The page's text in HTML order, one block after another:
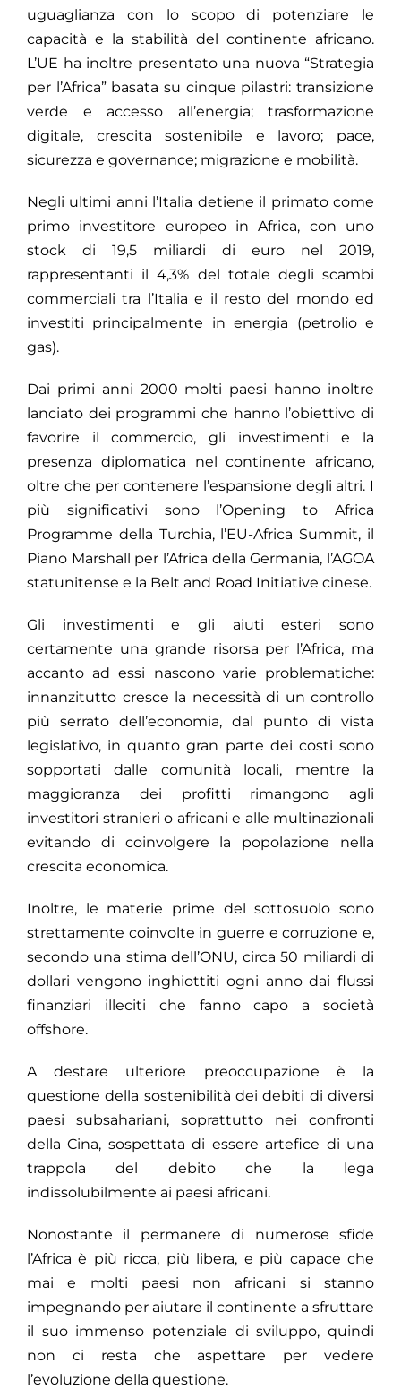
uguaglianza con lo scopo di potenziare le
capacità e la stabilità del continente africano.
L’UE ha inoltre presentato una nuova “Strategia
per l’Africa” basata su cinque pilastri: transizione
verde e accesso all’energia; trasformazione
digitale, crescita sostenibile e lavoro; pace,
sicurezza e governance; migrazione e mobilità.
Negli ultimi anni l’Italia detiene il primato come
primo investitore europeo in Africa, con uno
stock di 19,5 miliardi di euro nel 2019,
rappresentanti il 4,3% del totale degli scambi
commerciali tra l’Italia e il resto del mondo ed
investiti principalmente in energia (petrolio e
gas).
Dai primi anni 2000 molti paesi hanno inoltre
lanciato dei programmi che hanno l’obiettivo di
favorire il commercio, gli investimenti e la
presenza diplomatica nel continente africano,
oltre che per contenere l’espansione degli altri. I
più significativi sono l’Opening to Africa
Programme della Turchia, l’EU-Africa Summit, il
Piano Marshall per l’Africa della Germania, l’AGOA
statunitense e la Belt and Road Initiative cinese.
Gli investimenti e gli aiuti esteri sono
certamente una grande risorsa per l’Africa, ma
accanto ad essi nascono varie problematiche:
innanzitutto cresce la necessità di un controllo
più serrato dell’economia, dal punto di vista
legislativo, in quanto gran parte dei costi sono
sopportati dalle comunità locali, mentre la
maggioranza dei profitti rimangono agli
investitori stranieri o africani e alle multinazionali
evitando di coinvolgere la popolazione nella
crescita economica.
Inoltre, le materie prime del sottosuolo sono
strettamente coinvolte in guerre e corruzione e,
secondo una stima dell’ONU, circa 50 miliardi di
dollari vengono inghiottiti ogni anno dai flussi
finanziari illeciti che fanno capo a società
offshore.
A destare ulteriore preoccupazione è la
questione della sostenibilità dei debiti di diversi
paesi subsahariani, soprattutto nei confronti
della Cina, sospettata di essere artefice di una
trappola del debito che la lega
indissolubilmente ai paesi africani.
Nonostante il permanere di numerose sfide
l’Africa è più ricca, più libera, e più capace che
mai e molti paesi non africani si stanno
impegnando per aiutare il continente a sfruttare
il suo immenso potenziale di sviluppo, quindi
non ci resta che aspettare per vedere
l’evoluzione della questione.